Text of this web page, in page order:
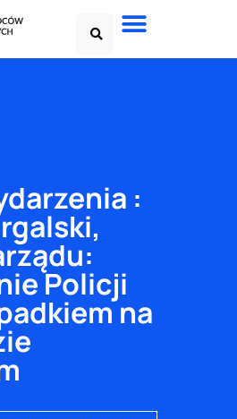
:
Policji
na